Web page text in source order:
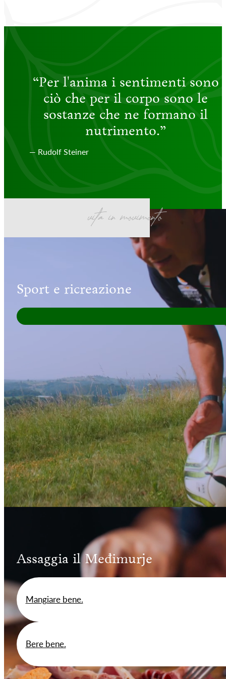
“Per l'anima i sentimenti sono
ciò che per il corpo sono le
sostanze che ne formano il
nutrimento.”
— Rudolf Steiner
vita in movimento
Sport e ricreazione
Assaggia il Međimurje
Mangiare bene.
Bere bene.